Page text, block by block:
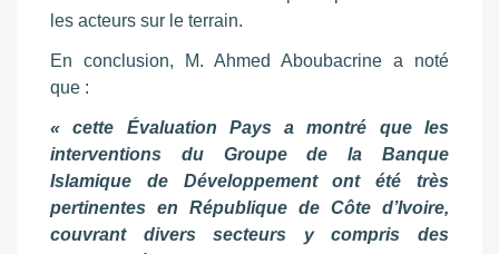
les acteurs sur le terrain.
En conclusion, M. Ahmed Aboubacrine a noté
que :
« cette Évaluation Pays a montré que les
interventions du Groupe de la Banque
Islamique de Développement ont été très
pertinentes en République de Côte d’Ivoire,
couvrant divers secteurs y compris des